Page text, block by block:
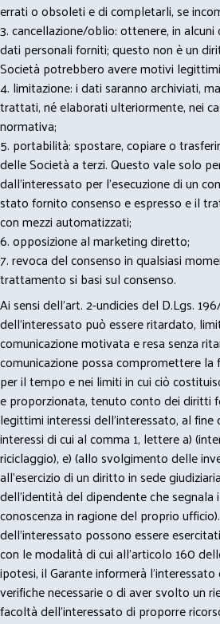
errati o obsoleti e di completarli, se
3. cancellazione/oblio: ottenere, in alcuni
dati personali forniti; questo non è un
Società potrebbero avere motivi
4. limitazione: i dati saranno archiviati,
trattati, né elaborati ulteriormente, nei
normativa;
5. portabilità: spostare, copiare o
delle Società a terzi. Questo vale solo
dall’interessato per l’esecuzione di un
stato fornito consenso e espresso e il
con mezzi automatizzati;
6. opposizione al marketing diretto;
7. revoca del consenso in qualsiasi
trattamento si basi sul consenso.
Ai sensi dell’art. 2-undicies del D.Lgs.
dell’interessato può essere ritardato,
comunicazione motivata e resa senza
comunicazione possa compromettere
per il tempo e nei limiti in cui ciò
e proporzionata, tenuto conto dei diritti
legittimi interessi dell’interessato, al
interessi di cui al comma 1, lettere a)
riciclaggio), e) (allo svolgimento delle
all’esercizio di un diritto in sede
dell’identità del dipendente che
conoscenza in ragione del proprio
dell’interessato possono essere
con le modalità di cui all’articolo 160
ipotesi, il Garante informerà
verifiche necessarie o di aver svolto un
facoltà dell’interessato di proporre